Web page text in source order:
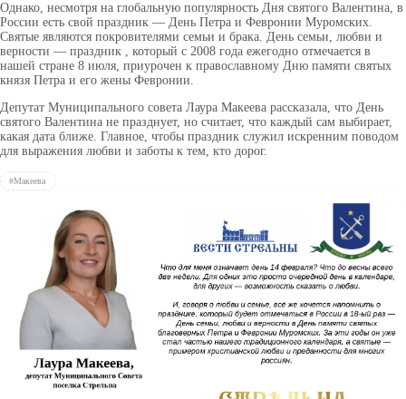
Однако, несмотря на глобальную популярность Дня святого Валентина, в
России есть свой праздник — День Петра и Февронии Муромских.
Святые являются покровителями семьи и брака. День семьи, любви и
верности — праздник , который с 2008 года ежегодно отмечается в
нашей стране 8 июля, приурочен к православному Дню памяти святых
князя Петра и его жены Февронии.
Депутат Муниципального совета Лаура Макеева рассказала, что День
святого Валентина не празднует, но считает, что каждый сам выбирает,
какая дата ближе. Главное, чтобы праздник служил искренним поводом
для выражения любви и заботы к тем, кто дорог.
#Макеева